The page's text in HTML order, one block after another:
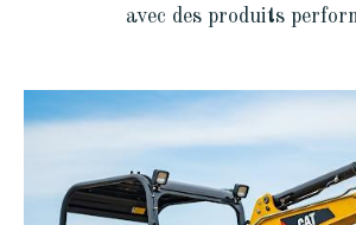
avec des produits